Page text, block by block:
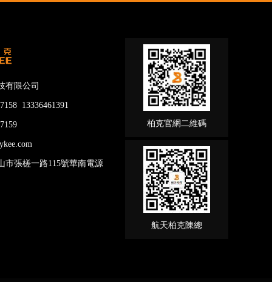
有限公司
13336461391
市張槎一路115號華南電源
柏克官網二維碼
航天柏克陳總